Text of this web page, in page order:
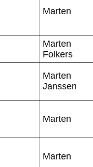
Marten
Marten
Folkers
Marten
Janssen
Marten
Marten